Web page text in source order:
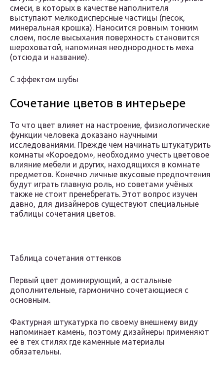
смеси, в которых в качестве наполнителя
выступают мелкодисперсные частицы (песок,
минеральная крошка). Наносится ровным тонким
слоем, после высыхания поверхность становится
шероховатой, напоминая неоднородность меха
(отсюда и название).
С эффектом шубы
Сочетание цветов в интерьере
То что цвет влияет на настроение, физиологические
функции человека доказано научными
исследованиями. Прежде чем начинать штукатурить
комнаты «Короедом», необходимо учесть цветовое
влияние мебели и других, находящихся в комнате
предметов. Конечно личные вкусовые предпочтения
будут играть главную роль, но советами учёных
также не стоит пренебрегать. Этот вопрос изучен
давно, для дизайнеров существуют специальные
таблицы сочетания цветов.
Таблица сочетания оттенков
Первый цвет доминирующий, а остальные
дополнительные, гармонично сочетающиеся с
основным.
Фактурная штукатурка по своему внешнему виду
напоминает камень, поэтому дизайнеры применяют
её в тех стилях где каменные материалы
обязательны.